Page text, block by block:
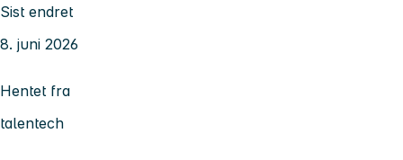
Sist endret
8. juni 2026
Hentet fra
talentech